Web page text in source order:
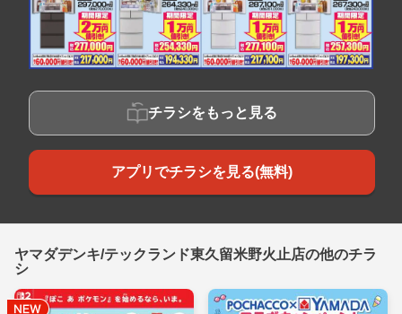
チラシをもっと見る
アプリでチラシを見る(無料)
ヤマダデンキ/テックランド東久留米野火止店の他のチラ
シ